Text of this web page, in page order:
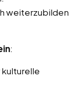
weiterzubilden
:
kulturelle